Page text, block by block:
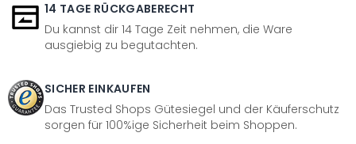
14 TAGE RÜCKGABERECHT
Du kannst dir 14 Tage Zeit nehmen, die Ware
ausgiebig zu begutachten.
SICHER EINKAUFEN
Das Trusted Shops Gütesiegel und der Käuferschutz
sorgen für 100%ige Sicherheit beim Shoppen.